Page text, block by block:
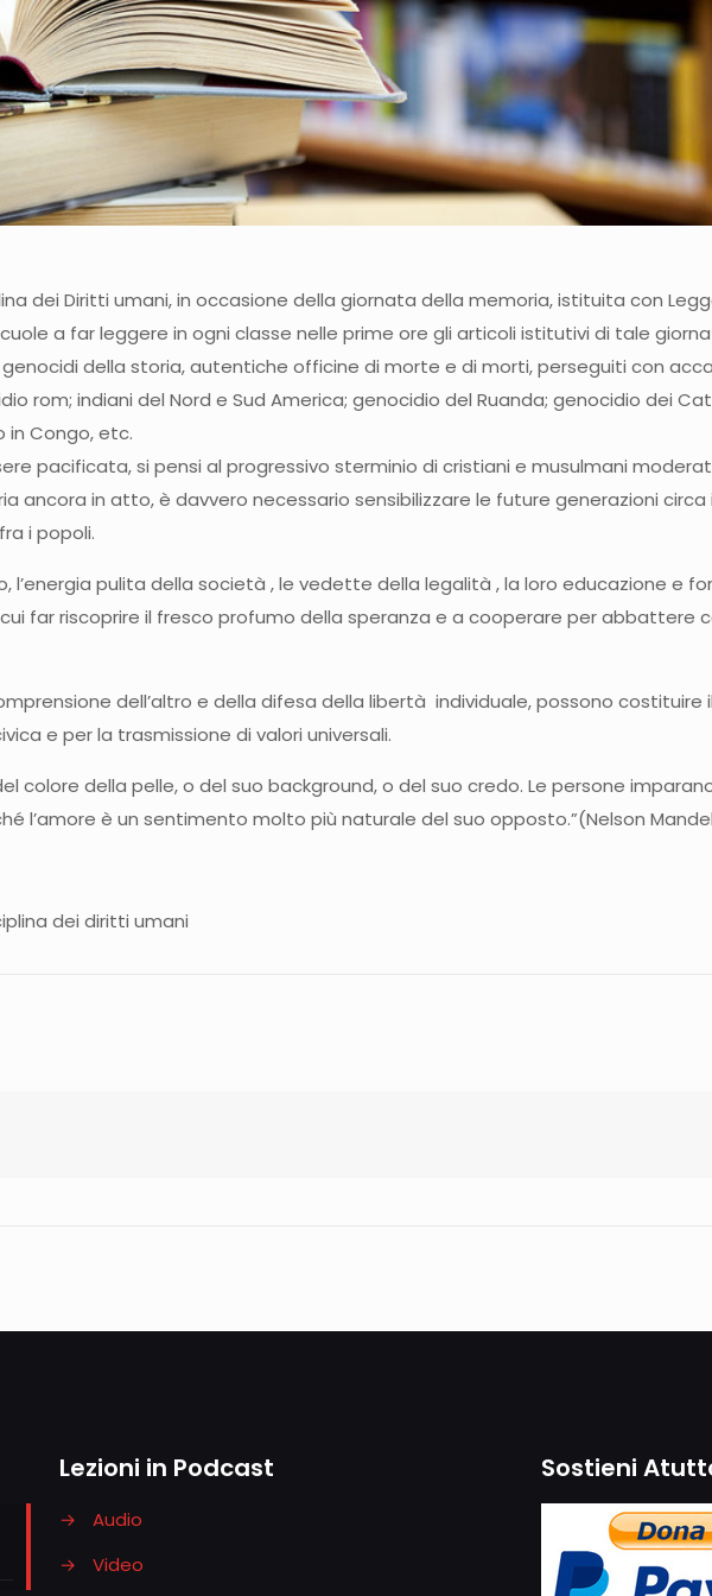
dei Diritti umani, in occasione della giornata della memoria, istituita con Legge
a far leggere in ogni classe nelle prime ore gli articoli istitutivi di tale
della storia, autentiche officine di morte e di morti, perseguiti con
rom; indiani del Nord e Sud America; genocidio del Ruanda; genocidio dei
in Congo, etc.
pacificata, si pensi al progressivo sterminio di cristiani e musulmani
ancora in atto, è davvero necessario sensibilizzare le future generazioni
i popoli.
l’energia pulita della società , le vedette della legalità , la loro educazione e
far riscoprire il fresco profumo della speranza e a cooperare per abbattere
dell’altro e della difesa della libertà individuale, possono costituire
e per la trasmissione di valori universali.
colore della pelle, o del suo background, o del suo credo. Le persone
l’amore è un sentimento molto più naturale del suo opposto.”(Nelson
dei diritti umani
Lezioni in Podcast
→
Audio
→
Video
Sostieni